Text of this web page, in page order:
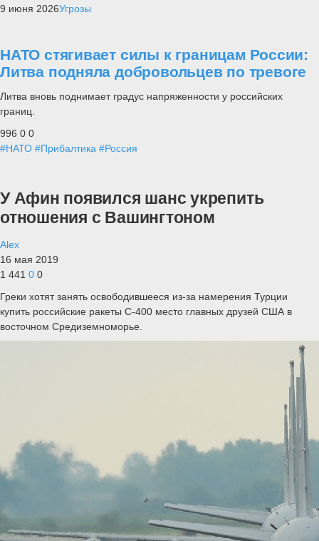
9 июня 2026Угрозы
НАТО стягивает силы к границам России:
Литва подняла добровольцев по тревоге
Литва вновь поднимает градус напряженности у российских
границ.
996 0 0
#НАТО #Прибалтика #Россия
У Афин появился шанс укрепить
отношения с Вашингтоном
Alex
16 мая 2019
1 441 0 0
Греки хотят занять освободившееся из-за намерения Турции
купить российские ракеты С-400 место главных друзей США в
восточном Средиземноморье.